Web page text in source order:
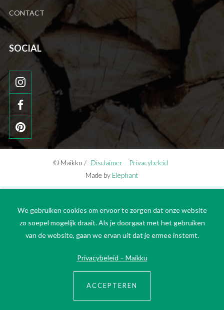
CONTACT
SOCIAL
© Maikku / Disclaimer
Privacybeleid
Made by Elephant
We gebruiken cookies om ervoor te zorgen dat onze website
zo soepel mogelijk draait. Als je doorgaat met het gebruiken
van de website, gaan we ervan uit dat je ermee instemt.
Privacybeleid – Maikku
ACCEPTEREN